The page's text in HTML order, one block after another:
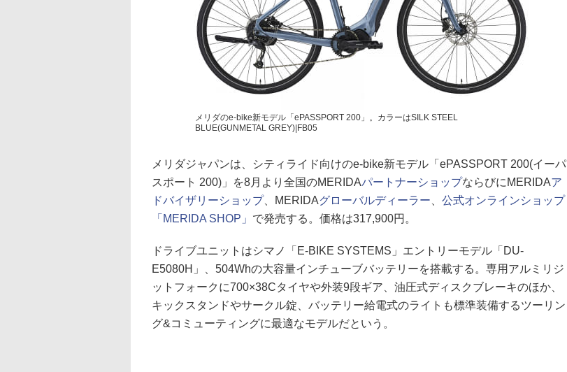
メリダのe-bike新モデル「ePASSPORT 200」。カラーはSILK STEEL
BLUE(GUNMETAL GREY)|FB05
メリダジャパンは、シティライド向けのe-bike新モデル「ePASSPORT 200(イーパ
スポート 200)」を8月より全国のMERIDAパートナーショップならびにMERIDAア
ドバイザリーショップ、MERIDAグローバルディーラー
公式オンラインショップ
「MERIDA SHOP」 で発売する。価格は317,900円。
ドライブユニットはシマノ「E-BIKE SYSTEMS」エントリーモデル「DU-
E5080H」、504Whの大容量インチューブバッテリーを搭載する。専用アルミリジ
ットフォークに700×38Cタイヤや外装9段ギア、油圧式ディスクブレーキのほか、
キックスタンドやサークル錠、バッテリー給電式のライトも標準装備するツーリン
グ&コミューティングに最適なモデルだという。